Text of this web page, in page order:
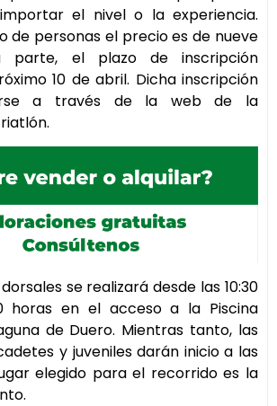
el nivel o la experiencia.
de personas el precio es de nueve
parte, el plazo de inscripción
10 de abril. Dicha inscripción
a través de la web de la
se realizará desde las 10:30
horas en el acceso a la Piscina
de Duero. Mientras tanto, las
y juveniles darán inicio a las
elegido para el recorrido es la